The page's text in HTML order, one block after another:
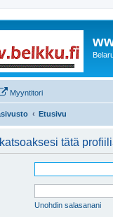
Myyntitori
Etusivu
tätä
Unohdin salasanani